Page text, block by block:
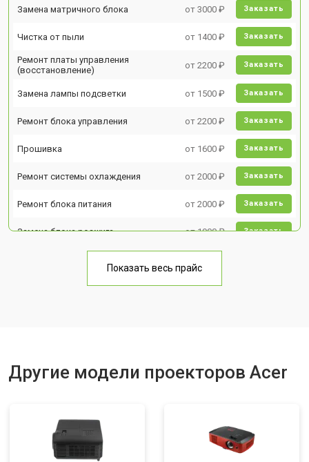
Замена матричного блока от 3000 ₽ Заказать
Чистка от пыли от 1400 ₽ Заказать
Ремонт платы управления
(восстановление)
от 2200 ₽ Заказать
Замена лампы подсветки от 1500 ₽ Заказать
Ремонт блока управления от 2200 ₽ Заказать
Прошивка от 1600 ₽ Заказать
Ремонт системы охлаждения от 2000 ₽ Заказать
Ремонт блока питания от 2000 ₽ Заказать
Замена блока розжига от 1900 ₽ Заказать
Показать весь прайс
Другие модели проекторов Acer